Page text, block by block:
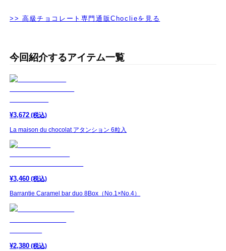
>> 高級チョコレート専門通販Choclieを見る
今回紹介するアイテム一覧
¥3,672 (税込)
La maison du chocolat アタンション 6粒入
¥3,460 (税込)
Barrantie Caramel bar duo 8Box（No.1×No.4）
¥2,380 (税込)